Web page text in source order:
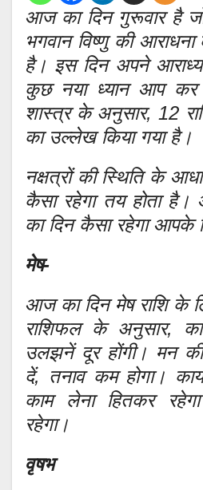
आज का दिन गुरूवार है
भगवान विष्णु की आराधना
है। इस दिन अपने
कुछ नया ध्यान आप कर
शास्त्र के अनुसार, 12
का उल्लेख किया गया है।
नक्षत्रों की स्थिति के
कैसा रहेगा तय होता
का दिन कैसा रहेगा आपके
मेष-
आज का दिन मेष राशि के
राशिफल के अनुसार,
उलझनें दूर होंगी। मन
दें, तनाव कम होगा।
काम लेना हितकर
रहेगा।
वृषभ